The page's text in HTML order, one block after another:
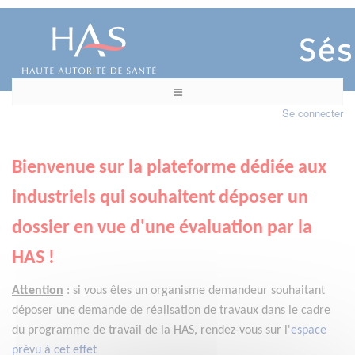
Se connecter
Bienvenue sur la plateforme dédiée aux
industriels qui souhaitent déposer un
dossier en vue d'une évaluation par la
HAS !
Attention : si vous êtes un organisme demandeur souhaitant
déposer une demande de réalisation de travaux dans le cadre
du programme de travail de la HAS, rendez-vous sur l'espace
prévu à cet effet